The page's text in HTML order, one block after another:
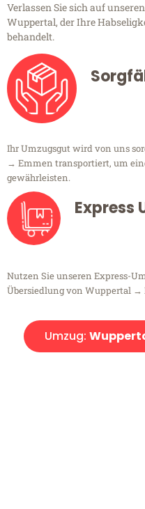
Verlassen Sie sich auf
Wuppertal, der Ihre
behandelt.
Ihr Umzugsgut wird von uns
→ Emmen transportiert, um
gewährleisten.
Express
Nutzen Sie unseren Express-
Übersiedlung von Wuppertal →
Umzug: